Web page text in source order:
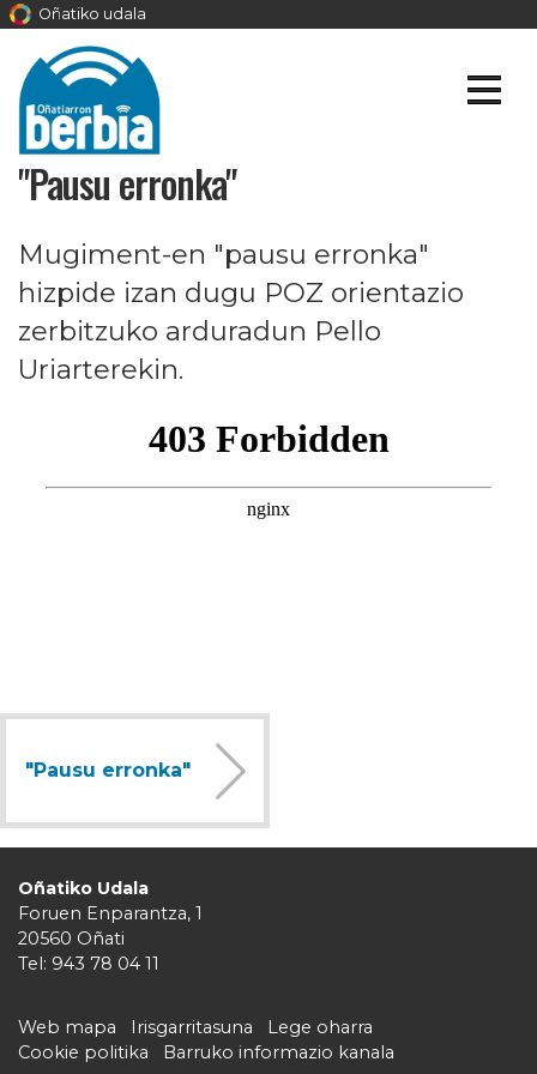
Oñatiko udala
"Pausu erronka"
Mugiment-en "pausu erronka"
hizpide izan dugu POZ orientazio
zerbitzuko arduradun Pello
Uriarterekin.
"Pausu erronka"
Oñatiko Udala
Foruen Enparantza, 1
20560 Oñati
Tel: 943 78 04 11
Web mapa Irisgarritasuna
Lege oharra
Cookie politika
Barruko informazio kanala